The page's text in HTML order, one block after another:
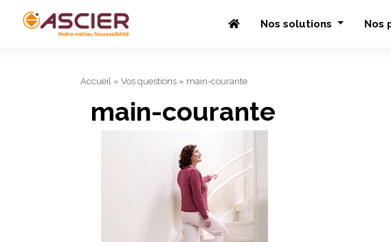
Nos solutions Nos
Accueil » Vos questions » main-courante
main-courante